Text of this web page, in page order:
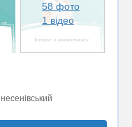
58 фото
1 відео